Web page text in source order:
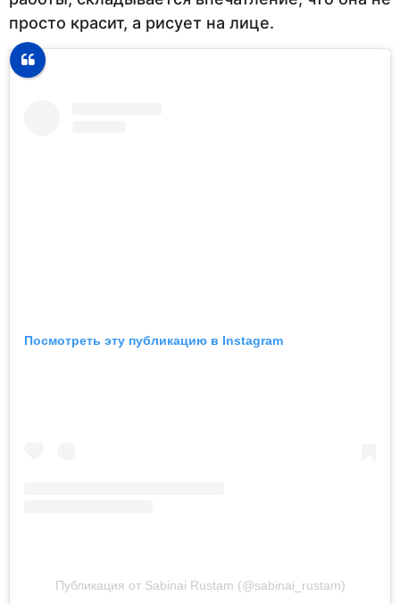
просто красит, а рисует на лице.
Посмотреть эту публикацию в Instagram
Публикация от Sabinai Rustam (@sabinai_rustam)